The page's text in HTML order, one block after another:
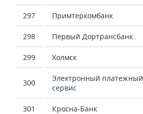
297 Примтеркомбанк
298 Первый Дортрансбанк
299 Холмск
300
Электронный платежный
сервис
301 Кросна-Банк